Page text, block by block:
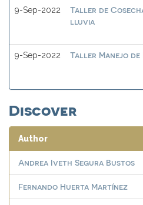
9-Sep-2022
Taller de
lluvia
9-Sep-2022 Taller Manejo de
Discover
Author
Andrea Iveth Segura Bustos
Fernando Huerta Martínez